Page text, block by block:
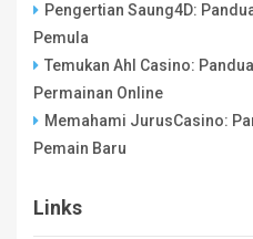
Pengertian Saung4D:
Pemula
Temukan Ahl Casino:
Permainan Online
Memahami JurusCasino:
Pemain Baru
Links